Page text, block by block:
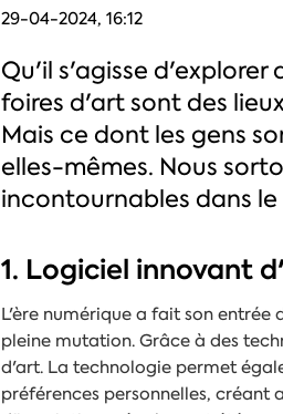
29-04-2024, 16:12
Qu'il s'agisse
foires d'art sont des
Mais ce dont les gens
elles-mêmes. Nous
incontournables dans
1. Logiciel innovant
L'ère numérique a fait son
pleine mutation. Grâce à des
d'art. La technologie permet
préférences personnelles, créant